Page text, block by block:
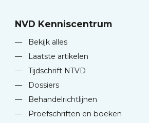
NVD Kenniscentrum
—
Bekijk alles
—
Laatste artikelen
—
Tijdschrift NTVD
—
Dossiers
—
Behandelrichtlijnen
—
Proefschriften en boeken